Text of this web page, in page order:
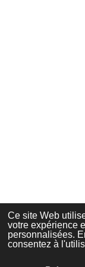
Ce site Web
votre expérience
personnalisées.
consentez à